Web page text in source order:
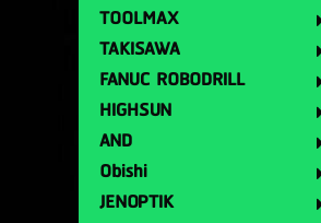
TOOLMAX
TAKISAWA
FANUC ROBODRILL
HIGHSUN
AND
Obishi
JENOPTIK